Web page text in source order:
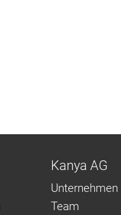
Kanya AG
Unternehmen
Team